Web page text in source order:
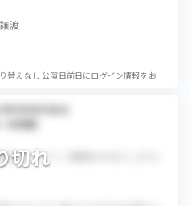
渡
FC1次先行 アプグレなし 単番 重複すり替えなし 公演日前日にログイン情報をお送りしますのでご自身の端末でご入場ください。 当日入場後は速やかにログアウト...
切れ
に、ログイン情報をお伝えします。